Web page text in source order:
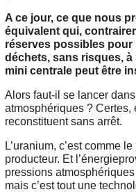
A ce jour, ce que nous
équivalent qui,
réserves possibles pour
déchets, sans risques,
mini centrale peut être
Alors faut-il se lancer
atmosphériques ?
reconstituent sans arrêt.
L’uranium, c’est comme
producteur. Et
pressions
mais c’est tout une